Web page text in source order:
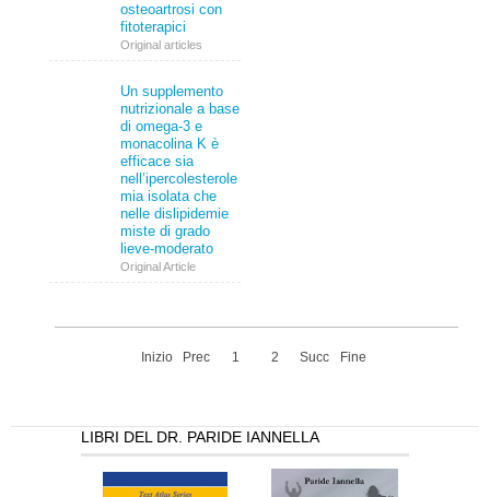
osteoartrosi con
fitoterapici
Original articles
Un supplemento
nutrizionale a base
di omega-3 e
monacolina K è
efficace sia
nell’ipercolesterole
mia isolata che
nelle dislipidemie
miste di grado
lieve-moderato
Original Article
Inizio Prec 1 2 Succ Fine
LIBRI DEL DR. PARIDE IANNELLA